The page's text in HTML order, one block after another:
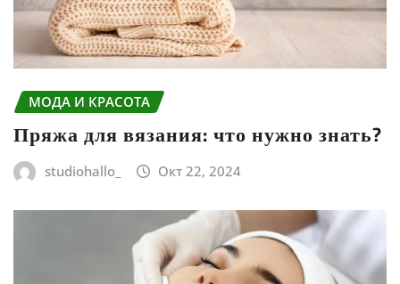
МОДА И КРАСОТА
Пряжа для вязания: что нужно знать?
studiohallo_ Окт 22, 2024